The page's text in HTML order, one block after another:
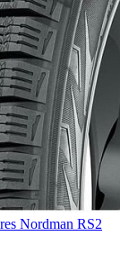
Nordman RS2